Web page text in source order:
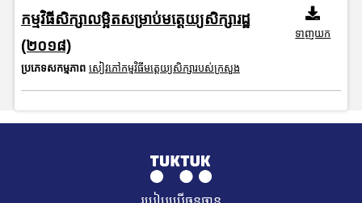
កម្មវិធីសិក្សាលម្អិតសម្រាប់មត្តេយ្យសិក្សារដ្ឋ
(២០១៨)
ប្រភេទសកម្មភាព សៀវភៅកម្មវិធីមត្តេយ្យសិក្សារបស់ក្រសួង
ទាញយក